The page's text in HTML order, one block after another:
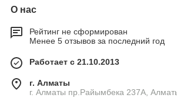
О нас
Рейтинг не сформирован
Менее 5 отзывов за последний год
Работает с 21.10.2013
г. Алматы
г. Алматы пр.Райымбека 237А,